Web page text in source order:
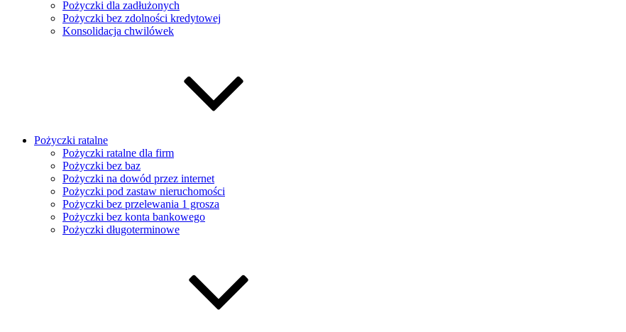
Pożyczki dla zadłużonych
Pożyczki bez zdolności kredytowej
Konsolidacja chwilówek
Pożyczki ratalne
Pożyczki ratalne dla firm
Pożyczki bez baz
Pożyczki na dowód przez internet
Pożyczki pod zastaw nieruchomości
Pożyczki bez przelewania 1 grosza
Pożyczki bez konta bankowego
Pożyczki długoterminowe